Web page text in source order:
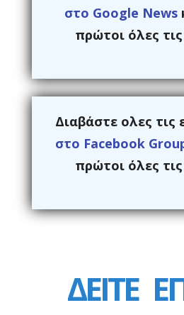
στο Google News
πρώτοι όλες τις
Διαβάστε ολες τις
στο Facebook
πρώτοι όλες τις
ΔΕΙΤΕ